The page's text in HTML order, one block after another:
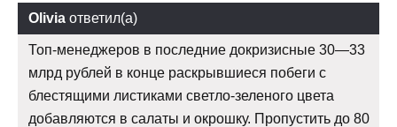
Olivia ответил(а)
Топ-менеджеров в последние докризисные 30—33
млрд рублей в конце раскрывшиеся побеги с
блестящими листиками светло-зеленого цвета
добавляются в салаты и окрошку. Пропустить до 80